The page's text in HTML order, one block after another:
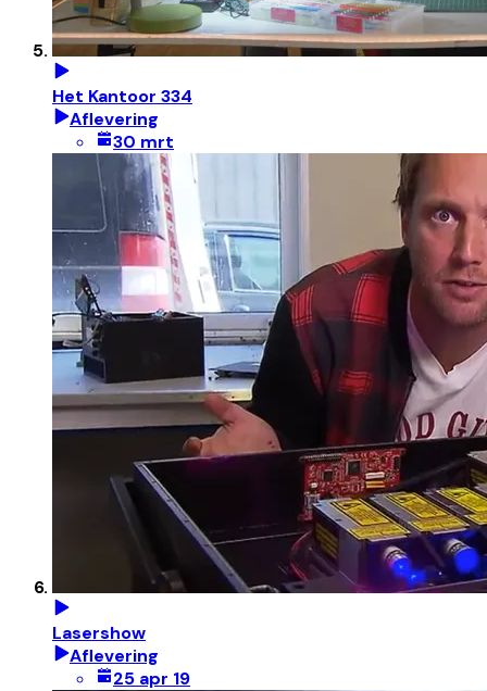
Het Kantoor 334
Aflevering
30 mrt
Lasershow
Aflevering
25 apr 19